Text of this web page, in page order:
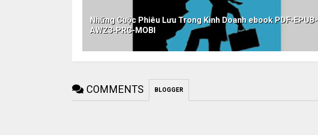
Những Cuộc Phiêu Lưu Trong Kinh Doanh ebook PDF-EPUB-
AWZ3-PRC-MOBI
COMMENTS BLOGGER